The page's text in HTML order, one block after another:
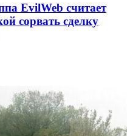
EvilWeb считает
сорвать сделку